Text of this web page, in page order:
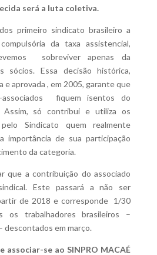
será a luta coletiva.
primeiro sindicato brasileiro a
da taxa assistencial,
sobreviver apenas da
sócios. Essa decisão histórica,
aprovada , em 2005, garante que
associados fiquem isentos do
Assim, só contribui e utiliza os
Sindicato quem realmente
importância de sua participação
da categoria.
que a contribuição do associado
Este passará a não ser
de 2018 e corresponde 1/30
os trabalhadores brasileiros –
descontados em março.
associar-se ao SINPRO MACAÉ